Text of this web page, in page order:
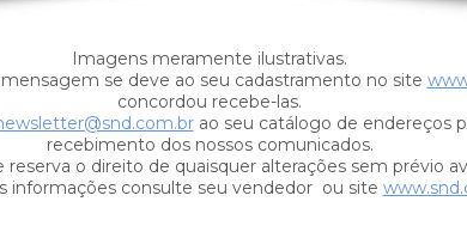
Imagens meramente ilustrativas.
se deve ao seu cadastramento no site
concordou recebe-las.
ao seu catálogo de endereços
recebimento dos nossos comunicados.
reserva o direito de quaisquer alterações sem prévio
informações consulte seu vendedor ou site